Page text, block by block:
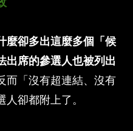
麼卻多出這麼多個「候
出席的參選人也被列出
而「沒有超連結、沒有
卻都附上了。